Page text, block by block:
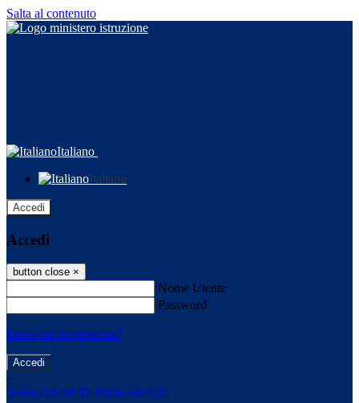
Salta al contenuto
Italiano
Italiano
Accedi
Accedi
button close ×
Nome Utente
Password
Password dimenticata?
-
Entra con SPID Entra con CIE